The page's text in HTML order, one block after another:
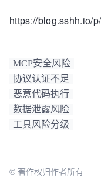
https://blog.sshh.io/
MCP安全风险
协议认证不足
恶意代码执行
数据泄露风险
工具风险分级
© 著作权归作者所有